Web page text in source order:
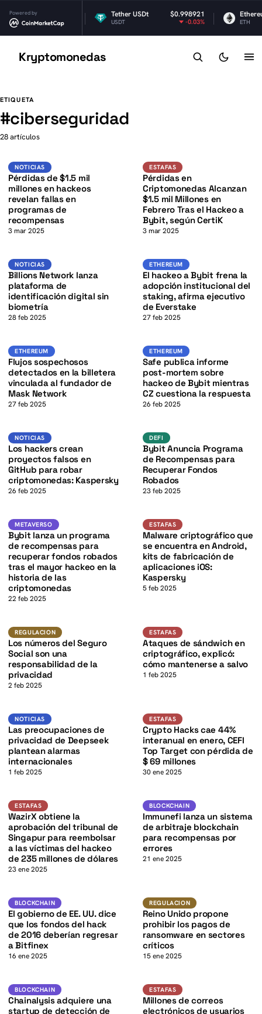
Powered by
-2.06%
Tether USDt $0.998921
USDT -0.03%
Ethereum
ETH
Kryptomonedas
ETIQUETA
#ciberseguridad
28 artículos
Noticias
K
NOTICIAS
Pérdidas de $1.5 mil
millones en hackeos
revelan fallas en
programas de
recompensas
3 mar 2025
Estafas
ESTAFAS
Pérdidas en
Criptomonedas Alcanzan
$1.5 mil Millones en
Febrero Tras el Hackeo a
Bybit, según CertiK
3 mar 2025
Noticias
K
NOTICIAS
Billions Network lanza
plataforma de
identificación digital sin
biometría
28 feb 2025
Ethereum
ETHEREUM
El hackeo a Bybit frena la
adopción institucional del
staking, afirma ejecutivo
de Everstake
27 feb 2025
Ethereum
K
ETHEREUM
Flujos sospechosos
detectados en la billetera
vinculada al fundador de
Mask Network
27 feb 2025
Ethereum
ETHEREUM
Safe publica informe
post-mortem sobre
hackeo de Bybit mientras
CZ cuestiona la respuesta
26 feb 2025
Noticias
K
NOTICIAS
Los hackers crean
proyectos falsos en
GitHub para robar
criptomonedas: Kaspersky
26 feb 2025
DEFI
Bybit Anuncia Programa
de Recompensas para
Recuperar Fondos
Robados
23 feb 2025
Metaverso
K
METAVERSO
Bybit lanza un programa
de recompensas para
recuperar fondos robados
tras el mayor hackeo en la
historia de las
criptomonedas
22 feb 2025
Estafas
ESTAFAS
Malware criptográfico que
se encuentra en Android,
kits de fabricación de
aplicaciones iOS:
Kaspersky
5 feb 2025
Regulacion
K
REGULACION
Los números del Seguro
Social son una
responsabilidad de la
privacidad
2 feb 2025
Estafas
ESTAFAS
Ataques de sándwich en
criptográfico, explicó:
cómo mantenerse a salvo
1 feb 2025
Noticias
K
NOTICIAS
Las preocupaciones de
privacidad de Deepseek
plantean alarmas
internacionales
1 feb 2025
Estafas
ESTAFAS
Crypto Hacks cae 44%
interanual en enero, CEFI
Top Target con pérdida de
$ 69 millones
30 ene 2025
Estafas
K
ESTAFAS
WazirX obtiene la
aprobación del tribunal de
Singapur para reembolsar
a las víctimas del hackeo
de 235 millones de dólares
23 ene 2025
Blockchain
BLOCKCHAIN
Immunefi lanza un sistema
de arbitraje blockchain
para recompensas por
errores
21 ene 2025
Blockchain
K
BLOCKCHAIN
El gobierno de EE. UU. dice
que los fondos del hack
de 2016 deberían regresar
a Bitfinex
16 ene 2025
Regulacion
REGULACION
Reino Unido propone
prohibir los pagos de
ransomware en sectores
críticos
15 ene 2025
Blockchain
K
BLOCKCHAIN
Chainalysis adquiere una
startup de detección de
Estafas
ESTAFAS
Millones de correos
electrónicos de usuarios